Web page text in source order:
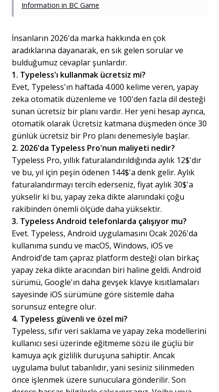
Information in BC Game
İnsanların 2026'da marka hakkında en çok
aradıklarına dayanarak, en sık gelen sorular ve
bulduğumuz cevaplar şunlardır.
1. Typeless'ı kullanmak ücretsiz mi?
Evet, Typeless'ın haftada 4.000 kelime veren, yapay
zeka otomatik düzenleme ve 100'den fazla dil desteği
sunan ücretsiz bir planı vardır. Her yeni hesap ayrıca,
otomatik olarak Ücretsiz katmana düşmeden önce 30
günlük ücretsiz bir Pro planı denemesiyle başlar.
2. 2026'da Typeless Pro'nun maliyeti nedir?
Typeless Pro, yıllık faturalandırıldığında aylık 12$'dır
ve bu, yıl için peşin ödenen 144$'a denk gelir. Aylık
faturalandırmayı tercih ederseniz, fiyat aylık 30$'a
yükselir ki bu, yapay zeka dikte alanındaki çoğu
rakibinden önemli ölçüde daha yüksektir.
3. Typeless Android telefonlarda çalışıyor mu?
Evet. Typeless, Android uygulamasını Ocak 2026'da
kullanıma sundu ve macOS, Windows, iOS ve
Android'de tam çapraz platform desteği olan birkaç
yapay zeka dikte aracından biri haline geldi. Android
sürümü, Google'ın daha gevşek klavye kısıtlamaları
sayesinde iOS sürümüne göre sistemle daha
sorunsuz entegre olur.
4. Typeless güvenli ve özel mi?
Typeless, sıfır veri saklama ve yapay zeka modellerini
kullanıcı sesi üzerinde eğitmeme sözü ile güçlü bir
kamuya açık gizlilik duruşuna sahiptir. Ancak
uygulama bulut tabanlıdır, yani sesiniz silinmeden
önce işlenmek üzere sunuculara gönderilir. Son